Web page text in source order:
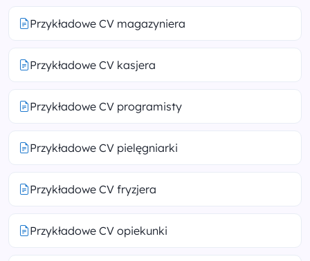
Przykładowe CV magazyniera
Przykładowe CV kasjera
Przykładowe CV programisty
Przykładowe CV pielęgniarki
Przykładowe CV fryzjera
Przykładowe CV opiekunki